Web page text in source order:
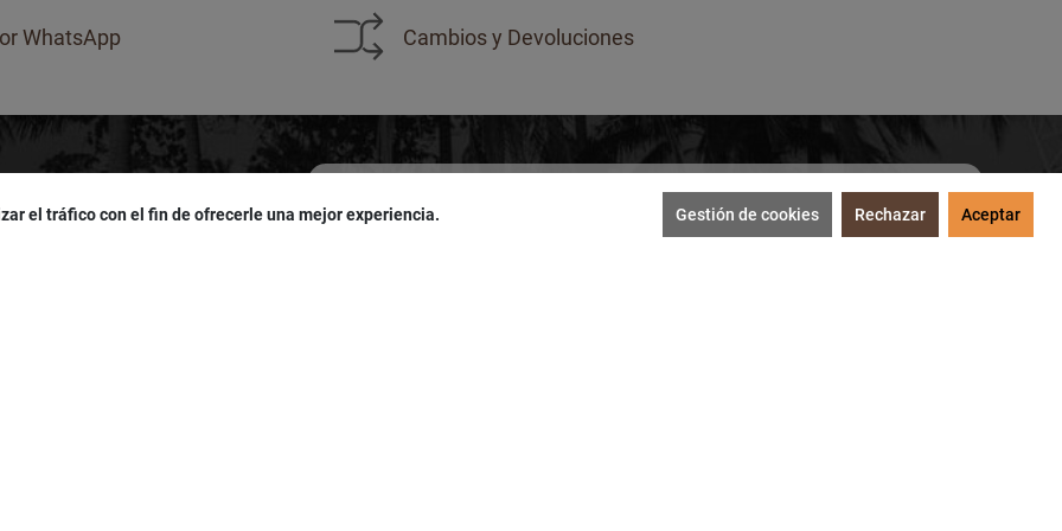
WhatsApp Cambios y Devoluciones
el tráfico con el fin de ofrecerle una mejor experiencia. Gestión de cookies Rechazar Aceptar